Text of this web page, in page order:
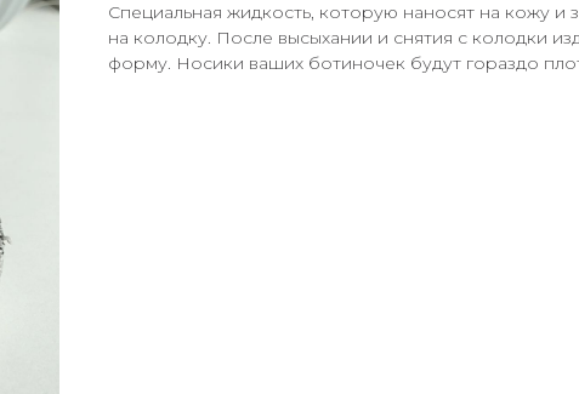
Специальная жидкость, которую наносят на кожу и
на колодку. После высыхании и снятия с колодки
форму. Носики ваших ботиночек будут гораздо